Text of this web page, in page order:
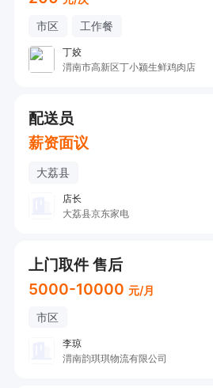
市区 工作餐
丁姣
渭南市高新区丁小颍生鲜鸡肉店
配送员
薪资面议
大荔县
店长
大荔县京东家电
上门取件 售后
5000-10000 元/月
市区
李琼
渭南韵琪琪物流有限公司